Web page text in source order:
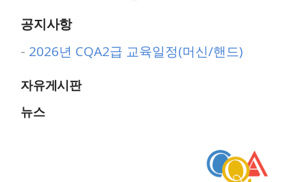
공지사항
- 2026년 CQA2급 교육일정(머신/핸드)
자유게시판
뉴스